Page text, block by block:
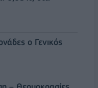
ο Γενικός